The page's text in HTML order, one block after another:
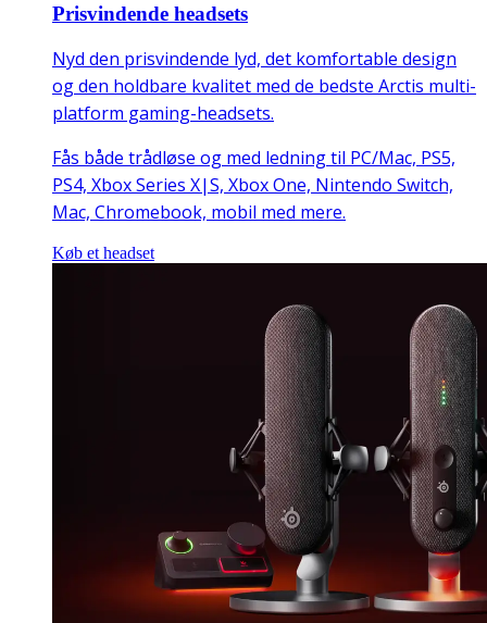
Prisvindende headsets
Nyd den prisvindende lyd, det komfortable design
og den holdbare kvalitet med de bedste Arctis multi-
platform gaming-headsets.
Fås både trådløse og med ledning til PC/Mac, PS5,
PS4, Xbox Series X|S, Xbox One, Nintendo Switch,
Mac, Chromebook, mobil med mere.
Køb et headset